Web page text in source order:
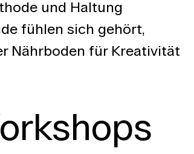
und Haltung
fühlen sich gehört,
Nährboden für Kreativität